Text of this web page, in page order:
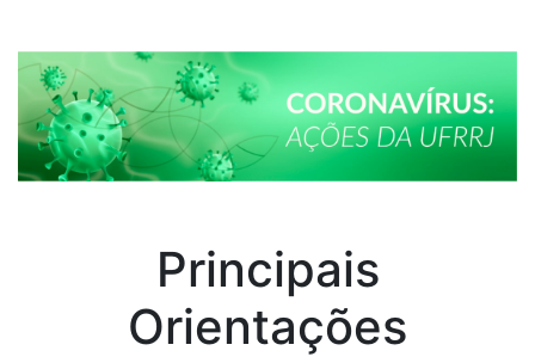
Principais
Orientações